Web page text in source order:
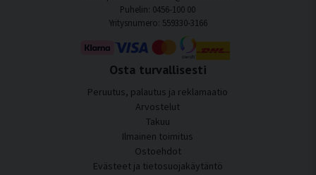
Puhelin: 0456-100 00
Yritysnumero: 559330-3166
Osta turvallisesti
Peruutus, palautus ja reklamaatio
Arvostelut
Takuu
Ilmainen toimitus
Ostoehdot
Evästeet ja tietosuojakäytäntö